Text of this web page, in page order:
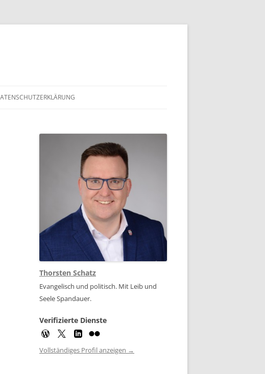
Thorsten Schatz
Evangelisch und politisch. Mit Leib und
Seele Spandauer.
Verifizierte Dienste
Vollständiges Profil anzeigen →